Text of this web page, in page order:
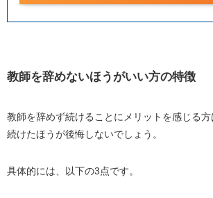
教師を辞めないほうがいい方の特徴
教師を辞めず続けることにメリットを感じる
続けたほうが後悔しないでしょう。
具体的には、以下の3点です。